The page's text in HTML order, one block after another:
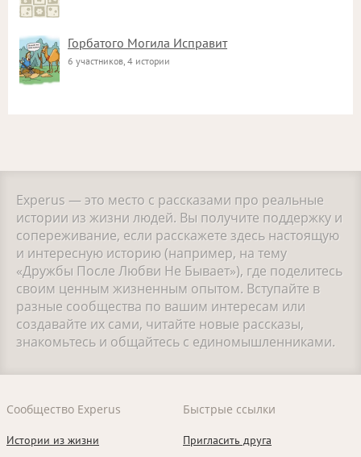
Горбатого Могила Исправит
6 участников, 4 истории
Experus — это место с рассказами про реальные
истории из жизни людей. Вы получите поддержку и
сопереживание, если расскажете здесь настоящую
и интересную историю (например, на тему
«Дружбы После Любви Не Бывает»), где поделитесь
своим ценным жизненным опытом. Вступайте в
разные сообщества по вашим интересам или
создавайте их сами, читайте новые рассказы,
знакомьтесь и общайтесь с единомышленниками.
Сообщество Experus
Истории из жизни
Быстрые ссылки
Пригласить друга